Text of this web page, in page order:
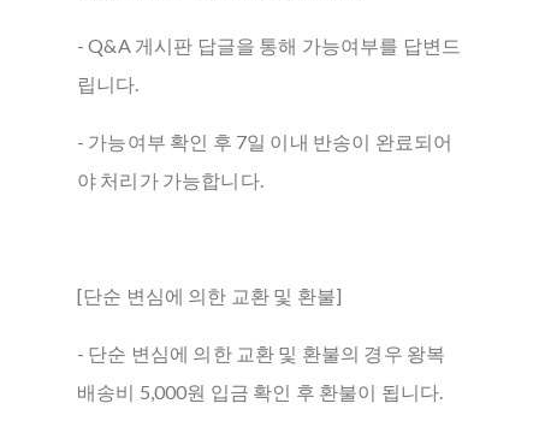
- Q&A 게시판 답글을 통해 가능여부를 답변드
립니다.
- 가능여부 확인 후 7일 이내 반송이 완료되어
야 처리가 가능합니다.
[단순 변심에 의한 교환 및 환불]
- 단순 변심에 의한 교환 및 환불의 경우 왕복
배송비 5,000원 입금 확인 후 환불이 됩니다.